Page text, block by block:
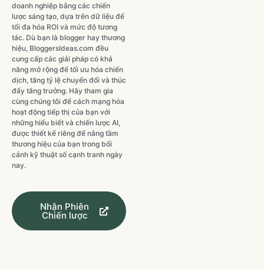
doanh nghiệp bằng các chiến
lược sáng tạo, dựa trên dữ liệu để
tối đa hóa ROI và mức độ tương
tác. Dù bạn là blogger hay thương
hiệu, BloggersIdeas.com đều
cung cấp các giải pháp có khả
năng mở rộng để tối ưu hóa chiến
dịch, tăng tỷ lệ chuyển đổi và thúc
đẩy tăng trưởng. Hãy tham gia
cùng chúng tôi để cách mạng hóa
hoạt động tiếp thị của bạn với
những hiểu biết và chiến lược AI,
được thiết kế riêng để nâng tầm
thương hiệu của bạn trong bối
cảnh kỹ thuật số cạnh tranh ngày
nay.
Nhận Phiên
Chiến lược